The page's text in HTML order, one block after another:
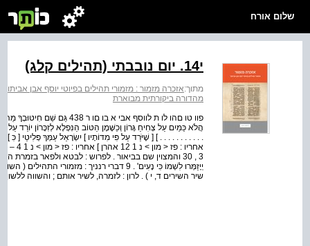
שלום אורח
י14. יום נובבתי (תהילים קלג)
מתוך:אזכרה מזמור : מזמורי תהילים בפיוטי יוסף אבן אביתור
מהדורה ביקורתית מבוארת
שיר השירים ד, י ) . לרון : לזמרה, לשיר אותם ; והשווה